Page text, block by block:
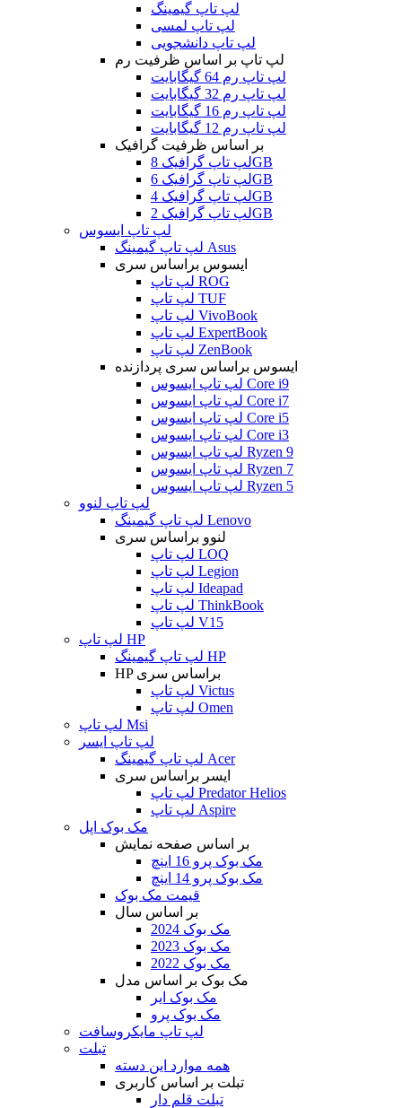
لپ تاپ گیمینگ
لپ تاپ لمسی
لپ تاپ دانشجویی
لپ تاپ بر اساس ظرفیت رم
لپ تاپ رم 64 گیگابایت
لپ تاپ رم 32 گیگابایت
لپ تاپ رم 16 گیگابایت
لپ تاپ رم 12 گیگابایت
بر اساس ظرفیت گرافیک
لپ تاپ گرافیک 8GB
لپ تاپ گرافیک 6GB
لپ تاپ گرافیک 4GB
لپ تاپ گرافیک 2GB
لپ تاپ ایسوس
لپ تاپ گیمینگ Asus
ایسوس براساس سری
لپ تاپ ROG
لپ تاپ TUF
لپ تاپ VivoBook
لپ تاپ ExpertBook
لپ تاپ ZenBook
ایسوس براساس سری پردازنده
لپ تاپ ایسوس Core i9
لپ تاپ ایسوس Core i7
لپ تاپ ایسوس Core i5
لپ تاپ ایسوس Core i3
لپ تاپ ایسوس Ryzen 9
لپ تاپ ایسوس Ryzen 7
لپ تاپ ایسوس Ryzen 5
لپ تاپ لنوو
لپ تاپ گیمینگ Lenovo
لنوو براساس سری
لپ تاپ LOQ
لپ تاپ Legion
لپ تاپ Ideapad
لپ تاپ ThinkBook
لپ تاپ V15
لپ تاپ HP
لپ تاپ گیمینگ HP
HP براساس سری
لپ تاپ Victus
لپ تاپ Omen
لپ تاپ Msi
لپ تاپ ایسر
لپ تاپ گیمینگ Acer
ایسر براساس سری
لپ تاپ Predator Helios
لپ تاپ Aspire
مک بوک اپل
بر اساس صفحه نمایش
مک بوک پرو 16 اینچ
مک بوک پرو 14 اینچ
قیمت مک بوک
بر اساس سال
مک بوک 2024
مک بوک 2023
مک بوک 2022
مک بوک بر اساس مدل
مک بوک ایر
مک بوک پرو
لپ تاپ مایکروسافت
تبلت
همه موارد این دسته
تبلت بر اساس کاربری
تبلت قلم دار